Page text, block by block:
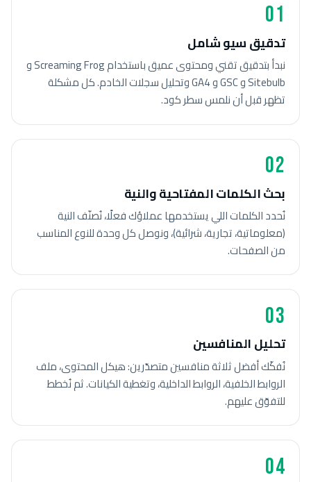
01
تدقيق سيو شامل
نبدأ بتدقيق تقني ومحتوى عميق باستخدام Screaming Frog و
Sitebulb و GSC و GA4 وتحليل سجلات الخادم. كل مشكلة
تظهر قبل أن نلمس سطر كود.
02
بحث الكلمات المفتاحية والنية
نُحدد الكلمات اللي يستخدمها عملاؤك فعلًا، نُصنّف النية
(معلوماتية، تجارية، شرائية)، ونوصل كل وحدة للنوع المناسب
من الصفحات.
03
تحليل المنافسين
نُفكّك أفضل ثلاثة منافسين متصدّرين: هيكل المحتوى، ملف
الروابط الخلفية، الروابط الداخلية، وتغطية الكيانات. ثم نُخطط
للتفوّق عليهم.
04